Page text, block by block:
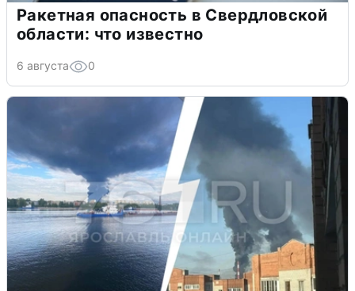
Ракетная опасность в Свердловской
области: что известно
6 августа 0